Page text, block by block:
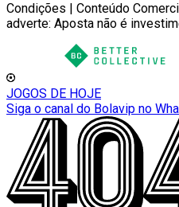
Condições | Conteúdo
adverte: Aposta não é
JOGOS DE HOJE
Siga o canal do Bolavip no